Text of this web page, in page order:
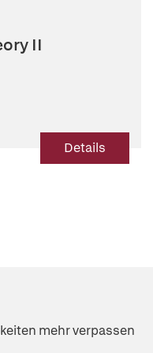
II
Details
mehr verpassen